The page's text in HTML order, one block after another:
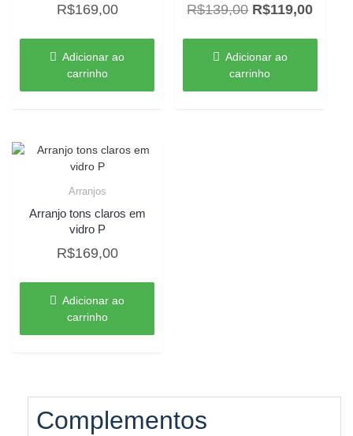
R$169,00
Adicionar ao
carrinho
R$139,00 O
original
era:
R$139,00.
R$119,00O
Adicionar ao
carrinho
Arranjos
Arranjo tons claros em
vidro P
R$169,00
Adicionar ao
carrinho
Complementos